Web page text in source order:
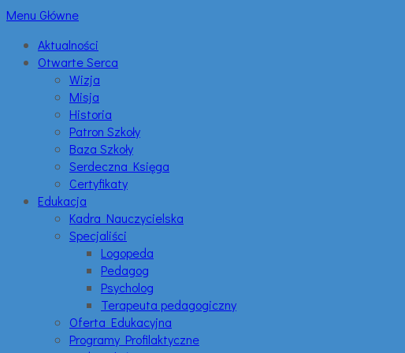
Menu Główne
Aktualności
Otwarte Serca
Wizja
Misja
Historia
Patron Szkoły
Baza Szkoły
Serdeczna Księga
Certyfikaty
Edukacja
Kadra Nauczycielska
Specjaliści
Logopeda
Pedagog
Psycholog
Terapeuta pedagogiczny
Oferta Edukacyjna
Programy Profilaktyczne